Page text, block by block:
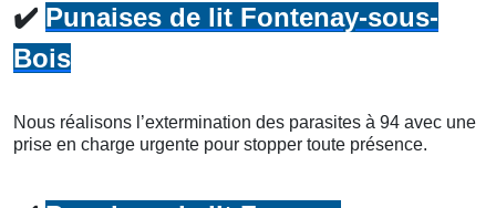
✔️ Punaises de lit Fontenay-sous-
Bois
Nous réalisons l’extermination des parasites à 94 avec une
prise en charge urgente pour stopper toute présence.